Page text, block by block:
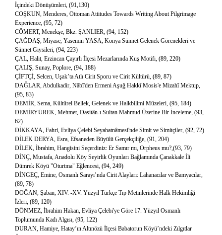
İçindeki Dönüşümleri, (91,130)
COŞKUN, Menderes, Ottoman Attitudes Towards Writing About Pilgrimage
Experience, (95, 72)
CÖMERT, Menekşe, Bkz. ŞANLIER, (94, 152)
ÇAĞDAŞ, Miyase, Yasemin YASA, Konya Sünnet Gelenek Görenekleri ve
Sünnet Giysileri, (94, 223)
ÇAL, Halit, Erzincan Çayırlı İlçesi Mezarlarında Kuş Motifi, (89, 220)
ÇALIŞ, Sunay, Poplore, (94, 188)
ÇİFTÇİ, Selcen, Uşak’ta Atlı Cirit Sporu ve Cirit Kültürü, (89, 87)
DAĞLAR, Abdulkadir, Nâbî'den Ermeni Aşuğ Hakkî Mosis'e Mizahî Mektup,
(95, 83)
DEMİR, Sema, Kültürel Bellek, Gelenek ve Halkbilimi Müzeleri, (95, 184)
DEMİRYÜREK, Mehmet, Dasitân-ı Sultan Mahmud Üzerine Bir İnceleme, (93,
62)
DİKKAYA, Fahri, Evliya Çelebi Seyahatnâmesi'nde Simit ve Simitçiler, (92, 72)
DİLEK DERYA, Esra, Efsaneden Büyülü Gerçekçiliğe, (91, 204)
DİLEK, İbrahim, Hangisini Seçerdiniz: Er Samır mı, Orpheus mu?,(93, 79)
DİNÇ, Mustafa, Anadolu Köy Seyirlik Oyunları Bağlamında Çanakkale İli
Dümrek Köyü "Oturtma" Eğlencesi, (94, 249)
DİNGEÇ, Emine, Osmanlı Sarayı’nda Cirit Alayları: Lahanacılar ve Bamyacılar,
(89, 78)
DOĞAN, Şaban, XIV. -XV. Yüzyıl Türkçe Tıp Metinlerinde Halk Hekimliği
İzleri, (89, 120)
DÖNMEZ, İbrahim Hakan, Evliya Çelebi'ye Göre 17. Yüzyıl Osmanlı
Toplumunda Kadı Algısı, (95, 122)
DURAN, Hamiye, Hatay’ın Altınözü İlçesi Babatorun Köyü’ndeki Zılgıtlar